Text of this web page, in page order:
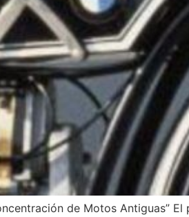
de Motos Antiguas”